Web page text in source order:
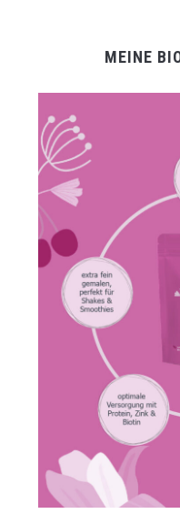
MEINE